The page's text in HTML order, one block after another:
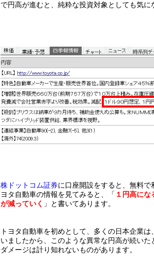
で円高が進むと、純粋な投資対象としても気に
株ドットコム証券に口座開設をすると、無料で
ヨタ自動車の情報を見てみると、「 １円高にな
が減っていく 」と書いてあります。
トヨタ自動車を初めとして、多くの日本企業
いましたから、このような異常な円高が続い
ダメージは計り知れないものがあります。